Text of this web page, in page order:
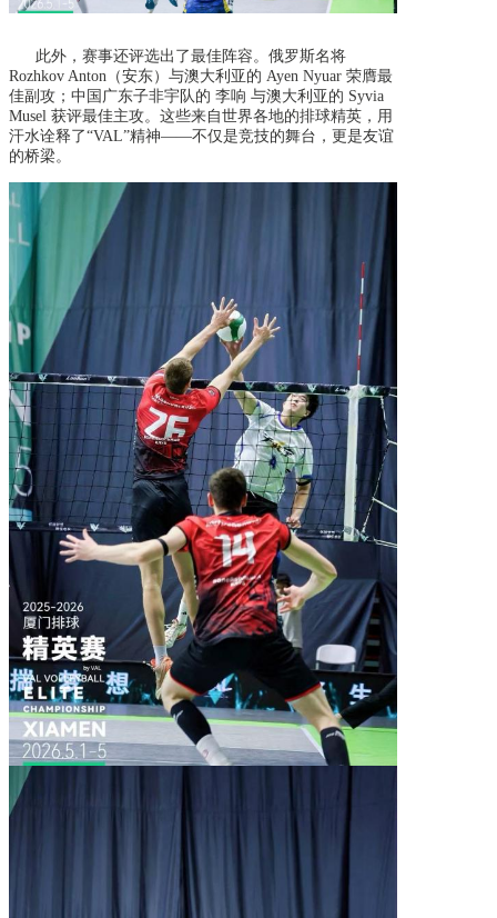
此外，赛事还评选出了最佳阵容。俄罗斯名将
Rozhkov Anton（安东）与澳大利亚的 Ayen Nyuar 荣膺最
佳副攻；中国广东子非宇队的 李响 与澳大利亚的 Syvia
Musel 获评最佳主攻。这些来自世界各地的排球精英，用
汗水诠释了“VAL”精神——不仅是竞技的舞台，更是友谊
的桥梁。